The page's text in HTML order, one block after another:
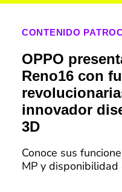
CONTENIDO
OPPO
Reno16 con
innovador
3D
Conoce sus
MP y disponibilidad